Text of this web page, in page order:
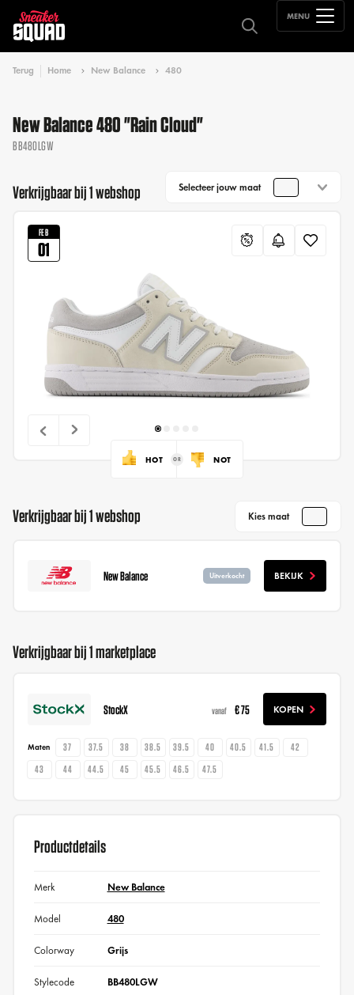
MENU
Terug Home New Balance 480
New Balance 480 "Rain Cloud"
BB480LGW
Verkrijgbaar bij 1 webshop Selecteer jouw maat
FEB
01
HOT NOT
Verkrijgbaar bij 1 webshop Kies maat
New Balance Uitverkocht BEKIJK
Verkrijgbaar bij 1 marketplace
StockX vanaf € 75 KOPEN
Maten 37 37.5 38 38.5 39.5 40 40.5 41.5
42
43
44 44.5 45 45.5 46.5 47.5
Productdetails
Merk New Balance
Model 480
Colorway Grijs
Stylecode BB480LGW